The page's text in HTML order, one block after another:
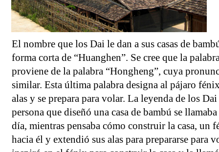
El nombre que los Dai le dan a sus casas de
forma corta de “Huanghen”. Se cree que la
proviene de la palabra “Hongheng”, cuya
similar. Esta última palabra designa al pájaro
alas y se prepara para volar. La leyenda de los
persona que diseñó una casa de bambú se
día, mientras pensaba cómo construir la casa, un
hacia él y extendió sus alas para prepararse para